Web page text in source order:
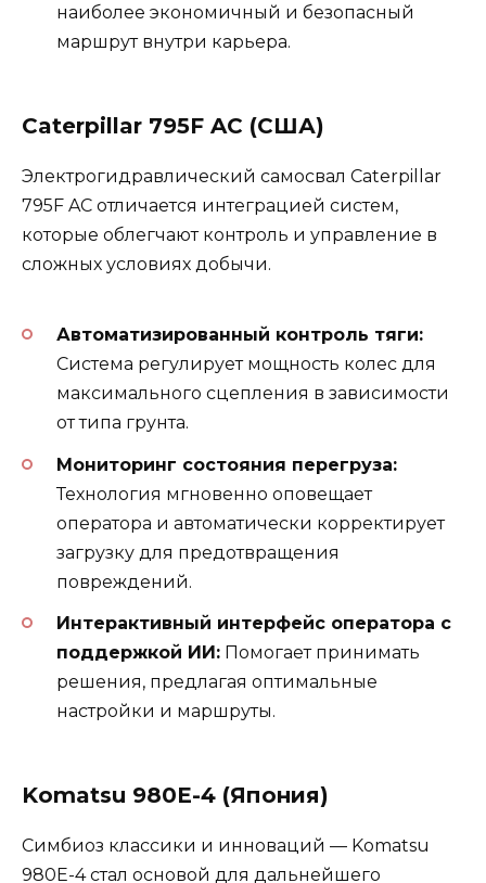
наиболее экономичный и безопасный
маршрут внутри карьера.
Caterpillar 795F AC (США)
Электрогидравлический самосвал Caterpillar
795F AC отличается интеграцией систем,
которые облегчают контроль и управление в
сложных условиях добычи.
Автоматизированный контроль тяги:
Система регулирует мощность колес для
максимального сцепления в зависимости
от типа грунта.
Мониторинг состояния перегруза:
Технология мгновенно оповещает
оператора и автоматически корректирует
загрузку для предотвращения
повреждений.
Интерактивный интерфейс оператора с
поддержкой ИИ: Помогает принимать
решения, предлагая оптимальные
настройки и маршруты.
Komatsu 980E-4 (Япония)
Симбиоз классики и инноваций — Komatsu
980E-4 стал основой для дальнейшего